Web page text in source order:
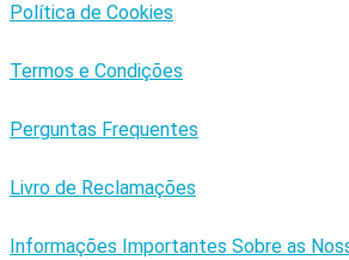
Política de Cookies
Termos e Condições
Perguntas Frequentes
Livro de Reclamações
Informações Importantes Sobre as